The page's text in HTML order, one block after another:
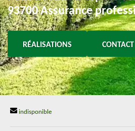
93700 Assurance
RÉALISATIONS CONTACT
indisponible